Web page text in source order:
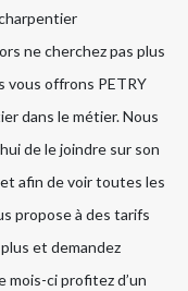
ne cherchez pas plus
vous offrons PETRY
dans le métier. Nous
de le joindre sur son
afin de voir toutes les
propose à des tarifs
et demandez
mois-ci profitez d’un